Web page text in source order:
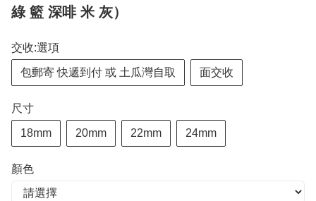
綠 籃 深啡 米 灰）
交收:選項
包郵寄 快遞到付 或 土瓜灣自取 面交收
尺寸
18mm 20mm 22mm 24mm
顏色